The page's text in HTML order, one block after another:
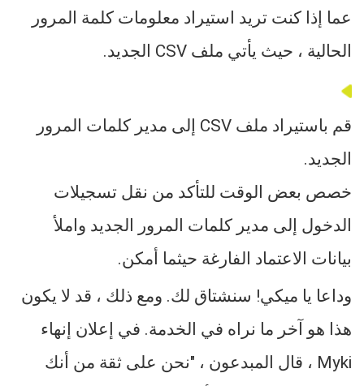
عما إذا كنت تريد استيراد معلومات كلمة المرور
الحالية ، حيث يأتي ملف CSV الجديد.
قم باستيراد ملف CSV إلى مدير كلمات المرور
الجديد.
خصص بعض الوقت للتأكد من نقل تسجيلات
الدخول إلى مدير كلمات المرور الجديد واملأ
بيانات الاعتماد الفارغة حيثما أمكن.
وداعا يا ميكي! سنشتاق لك. ومع ذلك ، قد لا يكون
هذا هو آخر ما نراه في الخدمة. في إعلان إنهاء
Myki ، قال المبدعون ، "نحن على ثقة من أنك